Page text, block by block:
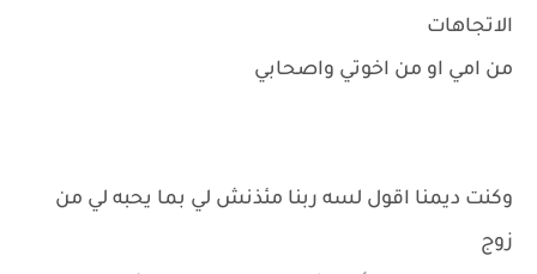
الاتجاهات
من امي او من اخوتي واصحابي
وكنت ديمنا اقول لسه ربنا مئذنش لي بما يحبه لي من
زوج